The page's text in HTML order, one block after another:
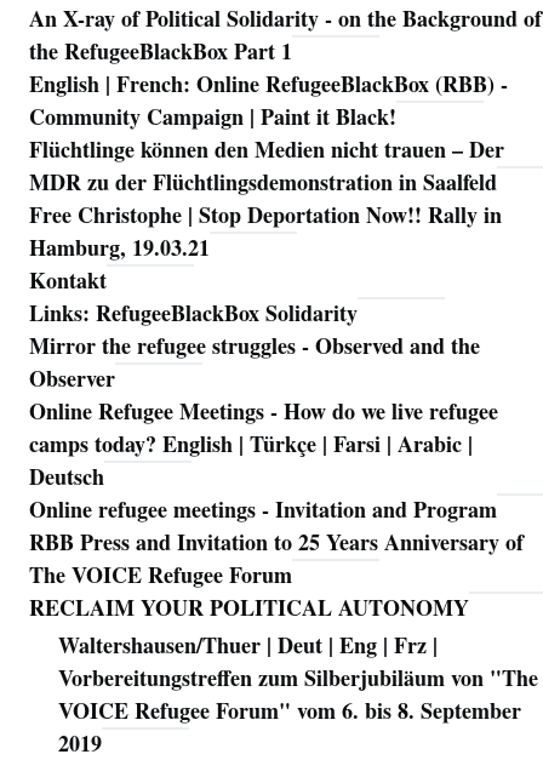
Navigation
An X-ray of Political Solidarity - on the Background of
the RefugeeBlackBox Part 1
English | French: Online RefugeeBlackBox (RBB) -
Community Campaign | Paint it Black!
Flüchtlinge können den Medien nicht trauen – Der
MDR zu der Flüchtlingsdemonstration in Saalfeld
Free Christophe | Stop Deportation Now!! Rally in
Hamburg, 19.03.21
Kontakt
Links: RefugeeBlackBox Solidarity
Mirror the refugee struggles - Observed and the
Observer
Online Refugee Meetings - How do we live refugee
camps today? English | Türkçe | Farsi | Arabic |
Deutsch
Online refugee meetings - Invitation and Program
RBB Press and Invitation to 25 Years Anniversary of
The VOICE Refugee Forum
RECLAIM YOUR POLITICAL AUTONOMY
Waltershausen/Thuer | Deut | Eng | Frz |
Vorbereitungstreffen zum Silberjubiläum von "The
VOICE Refugee Forum" vom 6. bis 8. September
2019